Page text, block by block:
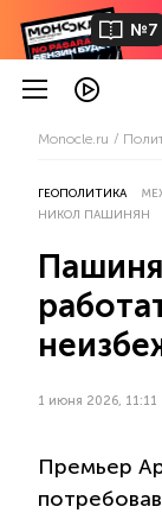
№7
Monocle.ru
ГЕОПОЛИТИКА
НИКОЛ ПАШИНЯН
1 июня 2026, 11:11
Премьер